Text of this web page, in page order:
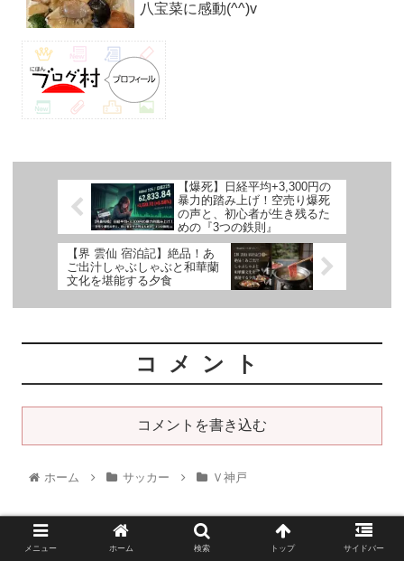
八宝菜に感動(^^)v
【爆死】日経平均+3,300円の
暴力的踏み上げ！空売り爆死
の声と、初心者が生き残るた
めの『3つの鉄則』
【界 雲仙 宿泊記】絶品！あ
ご出汁しゃぶしゃぶと和華蘭
文化を堪能する夕食
コメント
コメントを書き込む
ホーム サッカー Ｖ神戸
azzurri管理人
メニュー ホーム 検索 トップ サイドバー